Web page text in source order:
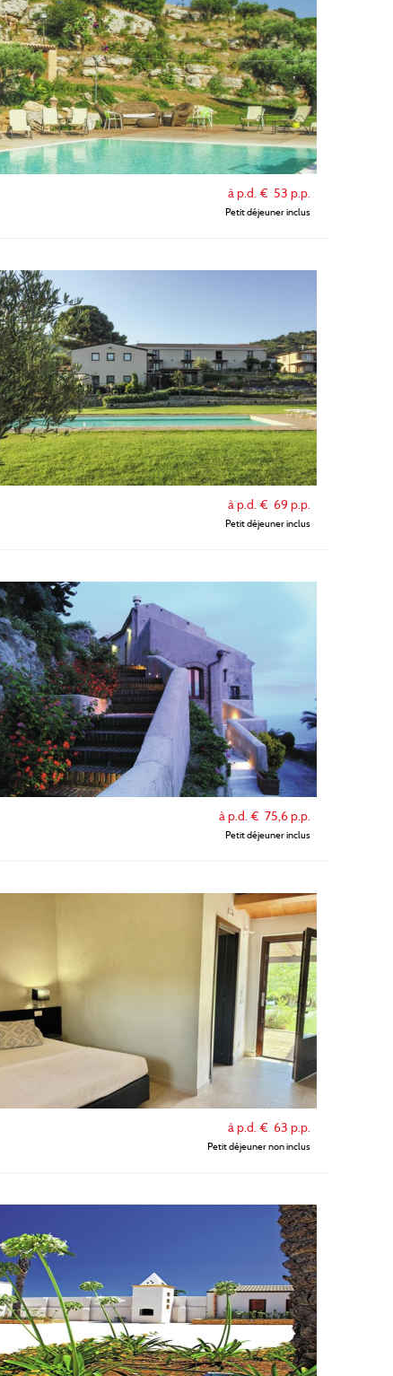
à p.d. € 53 p.p.
Petit déjeuner inclus
à p.d. € 69 p.p.
Petit déjeuner inclus
à p.d. € 75,6p.p.
Petit déjeuner inclus
à p.d. € 63 p.p.
Petit déjeuner non inclus